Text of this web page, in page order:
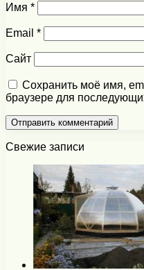
Имя *
Email *
Сайт
Сохранить моё имя,
браузере для
Свежие записи